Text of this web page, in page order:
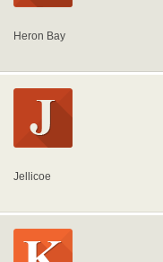
Heron Bay
Jellicoe